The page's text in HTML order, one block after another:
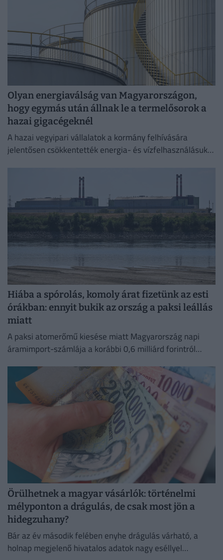
Olyan energiaválság van Magyarországon,
hogy egymás után állnak le a termelősorok a
hazai gigacégeknél
A hazai vegyipari vállalatok a kormány felhívására
jelentősen csökkentették energia- és vízfelhasználásukat
Hiába a spórolás, komoly árat fizetünk az esti
órákban: ennyit bukik az ország a paksi leállás
miatt
A paksi atomerőmű kiesése miatt Magyarország napi
áramimport-számlája a korábbi 0,6 milliárd forintról
Örülhetnek a magyar vásárlók: történelmi
mélyponton a drágulás, de csak most jön a
hidegzuhany?
Bár az év második felében enyhe drágulás várható, a
holnap megjelenő hivatalos adatok nagy eséllyel